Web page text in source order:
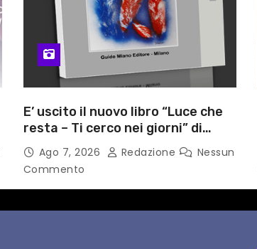
E’ uscito il nuovo libro “Luce che
resta – Ti cerco nei giorni” di
Angela Ragozzino, medico
primario di Capua
Ago 7, 2026 Redazione
Nessun
Commento